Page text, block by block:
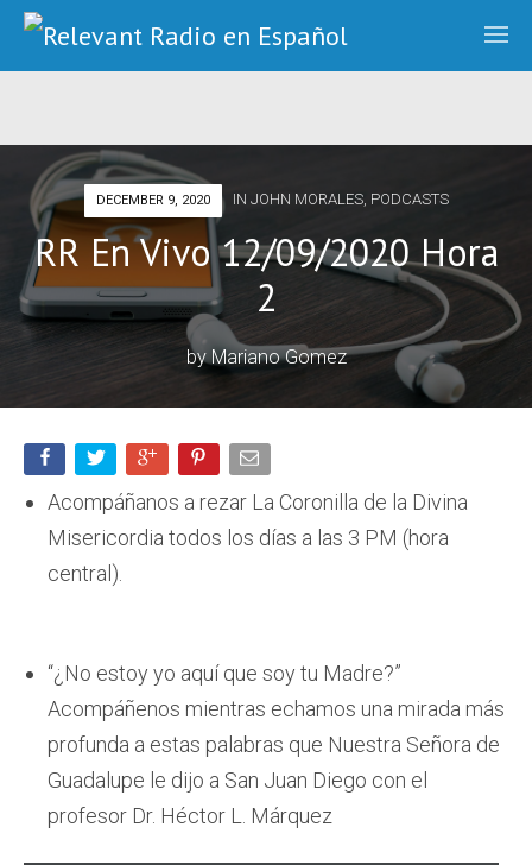
DECEMBER 9, 2020 IN JOHN MORALES, PODCASTS
RR En Vivo 12/09/2020 Hora
2
byMariano Gomez
Acompáñanos a rezar La Coronilla de la Divina
Misericordia todos los días a las 3 PM (hora
central).
“¿No estoy yo aquí que soy tu Madre?”
Acompáñenos mientras echamos una mirada más
profunda a estas palabras que Nuestra Señora de
Guadalupe le dijo a San Juan Diego con el
profesor Dr. Héctor L. Márquez